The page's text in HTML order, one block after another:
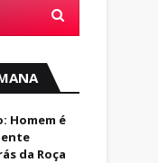
Homem é
da Roça